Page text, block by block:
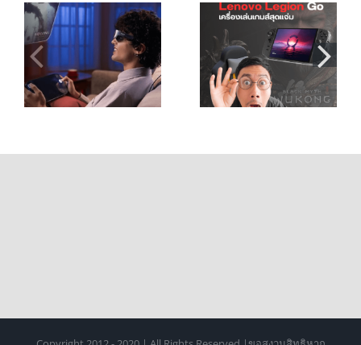
เกมเมอร์ห้าม
พลาด! Legion Go
เครื่องเล่นเกมส์
เคล็ดลับการใช้
งาน G-Story